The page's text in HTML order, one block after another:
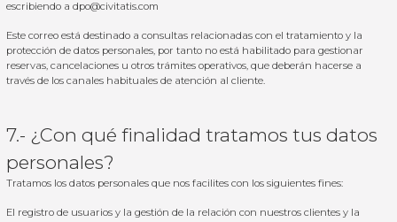
escribiendo a dpo@civitatis.com
Este correo está destinado a consultas relacionadas con el tratamiento y la
protección de datos personales, por tanto no está habilitado para gestionar
reservas, cancelaciones u otros trámites operativos, que deberán hacerse a
través de los canales habituales de atención al cliente.
7.- ¿Con qué finalidad tratamos tus datos
personales?
Tratamos los datos personales que nos facilites con los siguientes fines:
El registro de usuarios y la gestión de la relación con nuestros clientes y la